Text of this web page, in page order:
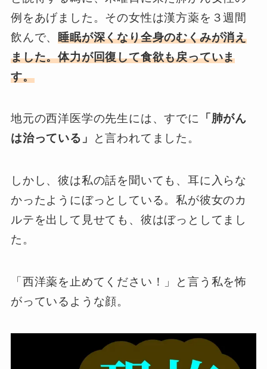
例をあげました。その女性は漢方薬を３週間
飲んで、睡眠が深くなり全身のむくみが消え
ました。体力が回復して食欲も戻っていま
す。
地元の西洋医学の先生には、すでに 「肺がん
は治っている」
と言われてました。
しかし、彼は私の話を聞いても、耳に入らな
かったようにぼっとしている。私が彼女のカ
ルテを出して見せても、彼はぼっとしてまし
た。
「西洋薬を止めてください！」と言う私を怖
がっているような顔。